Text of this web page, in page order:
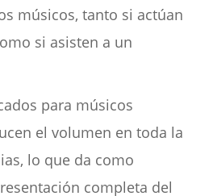
músicos, tanto si actúan
si asisten a un
para músicos
el volumen en toda la
lo que da como
completa del